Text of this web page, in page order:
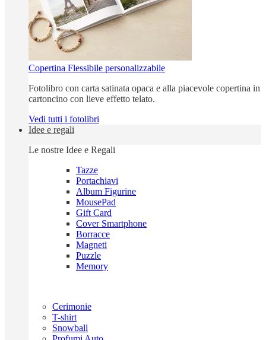
Copertina Flessibile personalizzabile
Fotolibro con carta satinata opaca e alla piacevole copertina in
cartoncino con lieve effetto telato.
Vedi tutti i fotolibri
Idee e regali
Le nostre Idee e Regali
Tazze
Portachiavi
Album Figurine
MousePad
Gift Card
Cover Smartphone
Borracce
Magneti
Puzzle
Memory
Cerimonie
T-shirt
Snowball